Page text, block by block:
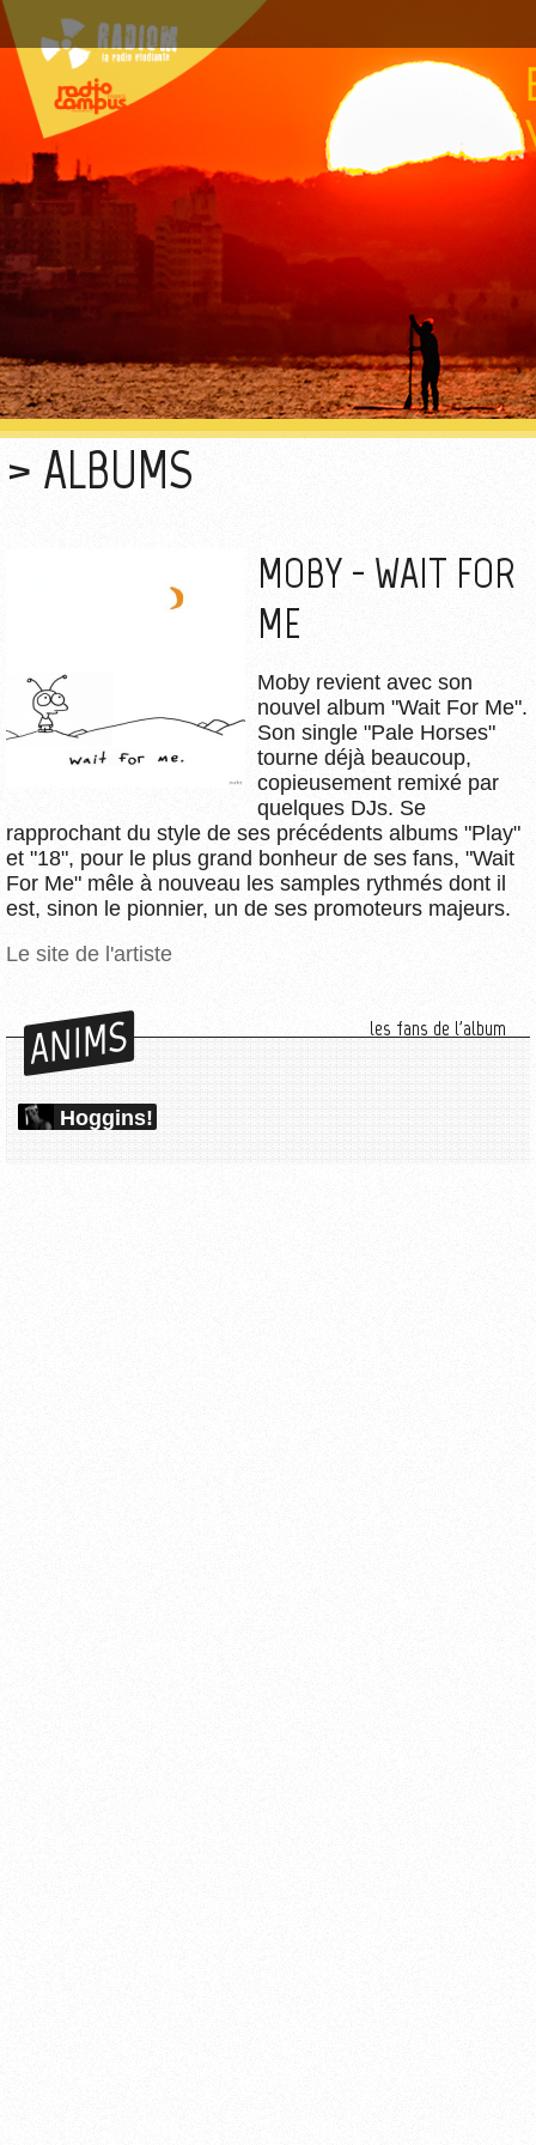
ALBUMS
MOBY - WAIT FOR
ME
Moby revient avec son
nouvel album "Wait For Me".
Son single "Pale Horses"
tourne déjà beaucoup,
copieusement remixé par
quelques DJs. Se
rapprochant du style de ses précédents albums "Play"
et "18", pour le plus grand bonheur de ses fans, "Wait
For Me" mêle à nouveau les samples rythmés dont il
est, sinon le pionnier, un de ses promoteurs majeurs.
Le site de l'artiste
ANIMS les fans de l'album
Hoggins!